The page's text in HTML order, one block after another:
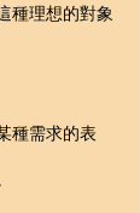
種理想的對象
種需求的表